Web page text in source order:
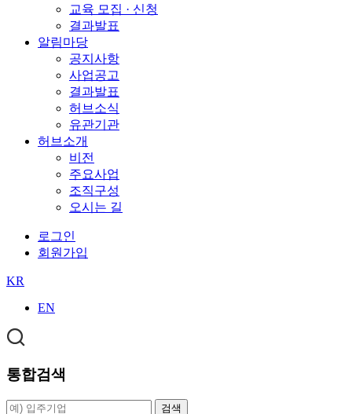
교육 모집 · 신청
결과발표
알림마당
공지사항
사업공고
결과발표
허브소식
유관기관
허브소개
비전
주요사업
조직구성
오시는 길
로그인
회원가입
KR
EN
통합검색
검색